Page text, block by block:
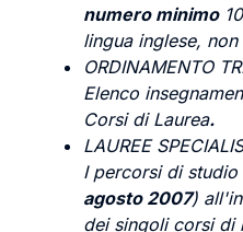
numero minimo
lingua inglese,
ORDINAMENTO
Elenco
Corsi di Laurea.
LAUREE
I percorsi di
agosto 2007)
dei singoli corsi di